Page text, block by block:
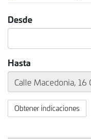
Desde
Hasta
Obtener indicaciones